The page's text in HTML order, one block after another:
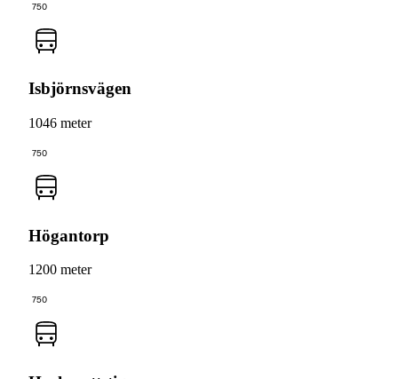
750
Isbjörnsvägen
1046 meter
750
Högantorp
1200 meter
750